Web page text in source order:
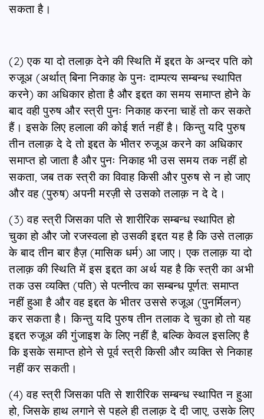
सकता है।
(2) एक या दो तलाक़ देने की स्थिति में इद्दत के अन्दर पति को
रुजूअ (अर्थात् बिना निकाह के पुनः दाम्पत्य सम्बन्ध स्थापित
करने) का अधिकार होता है और इद्दत का समय समाप्त होने के
बाद वही पुरुष और स्त्री पुनः निकाह करना चाहें तो कर सकते
हैं। इसके लिए हलाला की कोई शर्त नहीं है। किन्तु यदि पुरुष
तीन तलाक़ दे दे तो इद्दत के भीतर रुजूअ करने का अधिकार
समाप्त हो जाता है और पुनः निकाह भी उस समय तक नहीं हो
सकता, जब तक स्त्री का विवाह किसी और पुरुष से न हो जाए
और वह (पुरुष) अपनी मरज़ी से उसको तलाक़ न दे दे।
(3) वह स्त्री जिसका पति से शारीरिक सम्बन्ध स्थापित हो
चुका हो और जो रजस्वला हो उसकी इद्दत यह है कि उसे तलाक़
के बाद तीन बार हैज़ (मासिक धर्म) आ जाए। एक तलाक़ या दो
तलाक़ की स्थिति में इस इद्दत का अर्थ यह है कि स्त्री का अभी
तक उस व्यक्ति (पति) से पत्‍नीत्व का सम्बन्ध पूर्णत: समाप्त
नहीं हुआ है और वह इद्दत के भीतर उससे रुजूअ (पुनर्मिलन)
कर सकता है। किन्तु यदि पुरुष तीन तलाक दे चुका हो तो यह
इद्दत रुजूअ की गुंजाइश के लिए नहीं है, बल्कि केवल इसलिए है
कि इसके समाप्त होने से पूर्व स्त्री किसी और व्यक्ति से निकाह
नहीं कर सकती।
(4) वह स्त्री जिसका पति से शारीरिक सम्बन्ध स्थापित न हुआ
हो, जिसके हाथ लगाने से पहले ही तलाक़ दे दी जाए, उसके लिए